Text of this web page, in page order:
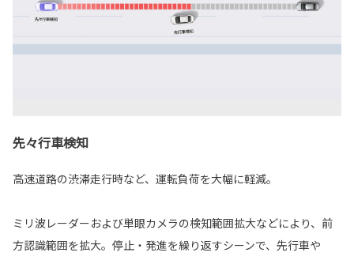
先々行車検知
高速道路の渋滞走行時など、運転負荷を大幅に軽減。
ミリ波レーダーおよび単眼カメラの検知範囲拡大などにより、前
方認識範囲を拡大。停止・発進を繰り返すシーンで、先行車や